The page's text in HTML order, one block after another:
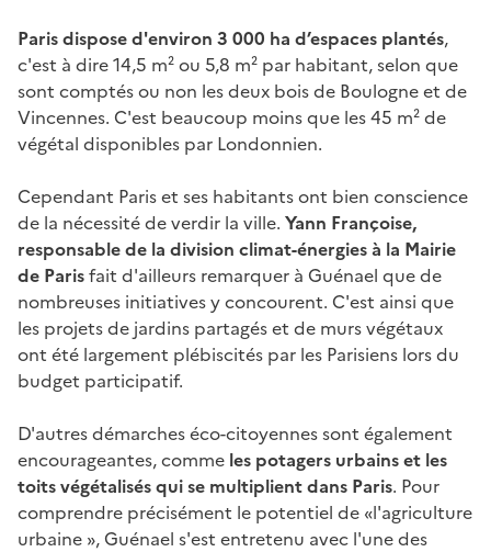
Paris dispose d'environ 3 000 ha d’espaces plantés,
c'est à dire 14,5 m² ou 5,8 m² par habitant, selon que
sont comptés ou non les deux bois de Boulogne et de
Vincennes. C'est beaucoup moins que les 45 m² de
végétal disponibles par Londonnien.
Cependant Paris et ses habitants ont bien conscience
de la nécessité de verdir la ville. Yann Françoise,
responsable de la division climat-énergies à la Mairie
de Parisfait d'ailleurs remarquer à Guénael que de
nombreuses initiatives y concourent. C'est ainsi que
les projets de jardins partagés et de murs végétaux
ont été largement plébiscités par les Parisiens lors du
budget participatif.
D'autres démarches éco-citoyennes sont également
encourageantes, comme les potagers urbains et les
toits végétalisés qui se multiplient dans Paris. Pour
comprendre précisément le potentiel de «l'agriculture
urbaine », Guénael s'est entretenu avec l'une des